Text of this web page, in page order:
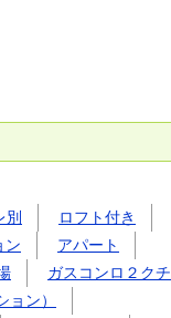
別
ロフト付き
ン
アパート
ガスコンロ２クチ
ン）